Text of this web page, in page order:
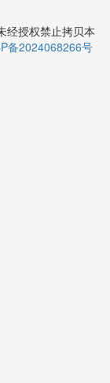
经授权禁止拷贝本
备2024068266号